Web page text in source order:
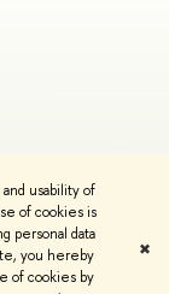
usability of
of cookies is
personal data
you hereby
of cookies by
✖
Privacy Policy
and Design